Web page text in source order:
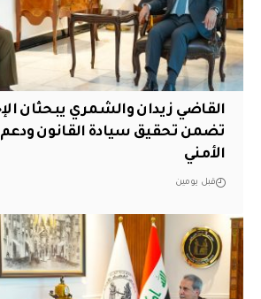
القاضي زيدان والشمري يبحثان
تضمن تحقيق سيادة القانون ودعم
الأمني
قبل يومين